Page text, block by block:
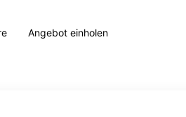
Angebot einholen